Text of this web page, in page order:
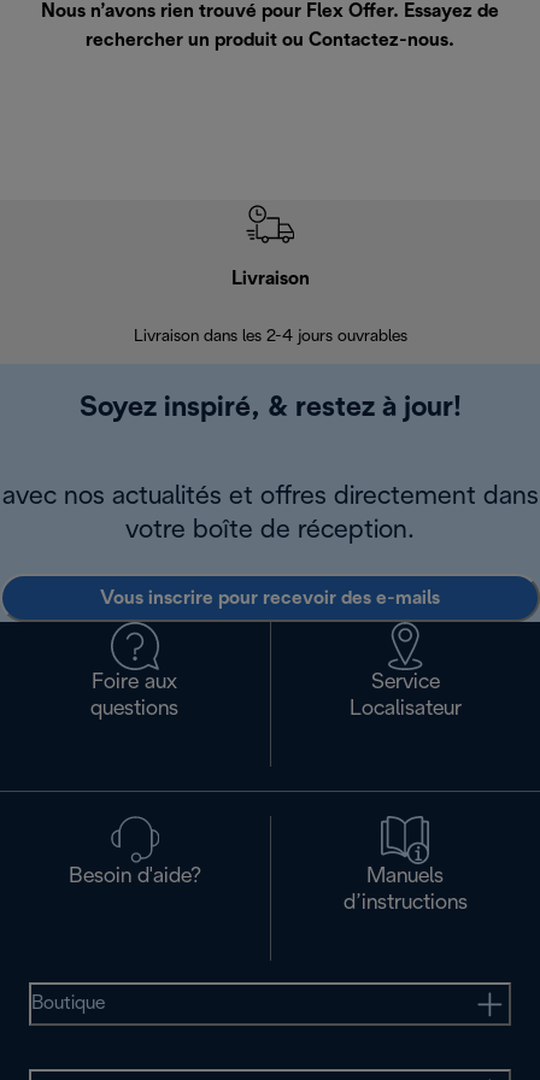
Nous n’avons rien trouvé pour Flex Offer. Essayez de
rechercher un produit ou Contactez-nous.
Livraison
Livraison dans les 2-4 jours ouvrables
Soyez inspiré, & restez à jour!
avec nos actualités et offres directement dans
votre boîte de réception.
Vous inscrire pour recevoir des e-mails
Foire aux
questions
Service
Localisateur
Besoin d'aide?
Manuels
d’instructions
Boutique